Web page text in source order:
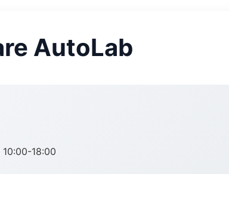
AutoLab
18:00